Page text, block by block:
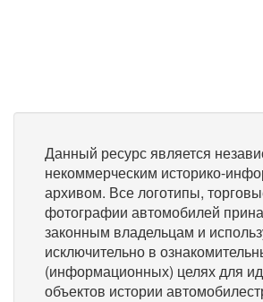
Данный ресурс является
некоммерческим историко-
архивом. Все логотипы,
фотографии автомобилей
законным владельцам и
исключительно в
(информационных) целях для
объектов истории